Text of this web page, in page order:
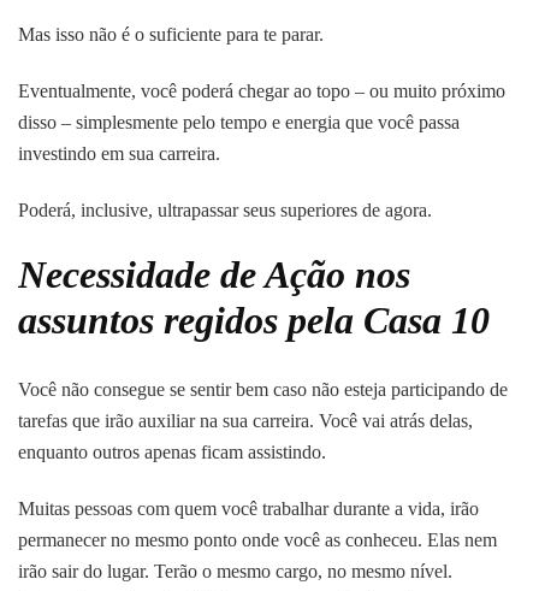
Mas isso não é o suficiente para te parar.
Eventualmente, você poderá chegar ao topo – ou muito próximo
disso – simplesmente pelo tempo e energia que você passa
investindo em sua carreira.
Poderá, inclusive, ultrapassar seus superiores de agora.
Necessidade de Ação nos
assuntos regidos pela Casa 10
Você não consegue se sentir bem caso não esteja participando de
tarefas que irão auxiliar na sua carreira. Você vai atrás delas,
enquanto outros apenas ficam assistindo.
Muitas pessoas com quem você trabalhar durante a vida, irão
permanecer no mesmo ponto onde você as conheceu. Elas nem
irão sair do lugar. Terão o mesmo cargo, no mesmo nível.